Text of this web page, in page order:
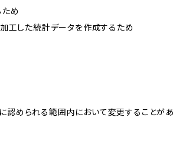
ため
加工した統計データを作成するため
認められる範囲内において変更することが